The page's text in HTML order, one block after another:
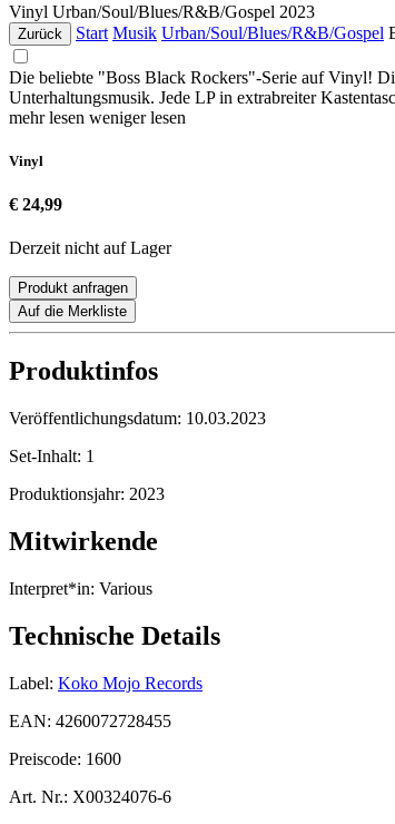
Vinyl Urban/Soul/Blues/R&B/Gospel 2023
Zurück Start Musik Urban/Soul/Blues/R&B/Gospel
Die beliebte "Boss Black Rockers"-Serie auf Vinyl!
Unterhaltungsmusik. Jede LP in extrabreiter
mehr lesen weniger lesen
Vinyl
€ 24,99
Derzeit nicht auf Lager
Produkt anfragen
Auf die Merkliste
Produktinfos
Veröffentlichungsdatum: 10.03.2023
Set-Inhalt: 1
Produktionsjahr: 2023
Mitwirkende
Interpret*in: Various
Technische Details
Label: Koko Mojo Records
EAN: 4260072728455
Preiscode: 1600
Art. Nr.: X00324076-6